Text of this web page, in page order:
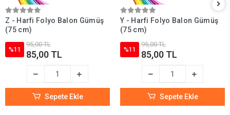
Z - Harfi Folyo Balon Gümüş
(75 cm)
%11
95,00 TL
85,00 TL
Sepete Ekle
Y - Harfi Folyo Balon Gümüş
(75 cm)
%11
95,00 TL
85,00 TL
Sepete Ekle